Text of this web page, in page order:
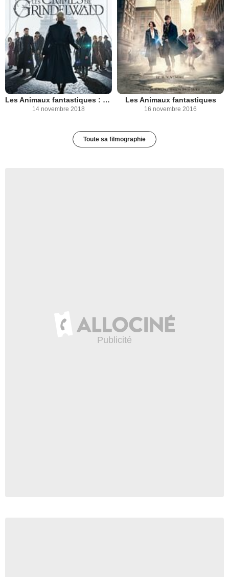
Les Animaux fantastiques : Les crimes de Grindelwald
14 novembre 2018
Les Animaux fantastiques
16 novembre 2016
Toute sa filmographie